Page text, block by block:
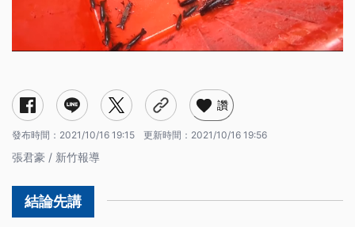
讚
發布時間： 2021/10/16 19:15 更新時間： 2021/10/16 19:56
張君豪 / 新竹報導